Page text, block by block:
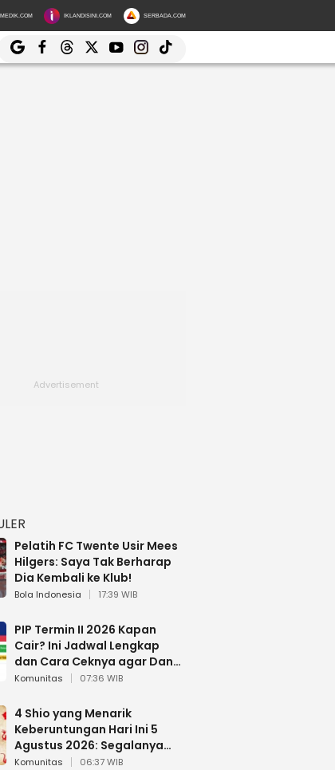
IKLANDISINI.COM SERBADA.COM
Pelatih FC Twente Usir Mees
Hilgers: Saya Tak Berharap
Dia Kembali ke Klub!
Bola Indonesia 17:39 WIB
PIP Termin II 2026 Kapan
Cair? Ini Jadwal Lengkap
dan Cara Ceknya agar Dana
Tidak Hangus!
Komunitas 07:36 WIB
4 Shio yang Menarik
Keberuntungan Hari Ini 5
Agustus 2026: Segalanya
Berjalan Lancar
Komunitas 06:37 WIB